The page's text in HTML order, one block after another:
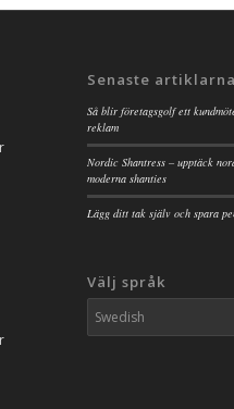
Senaste artiklarna
Så blir företagsgolf ett
reklam
Nordic Shantress – upptäck
moderna shanties
Lägg ditt tak själv och spara
Välj språk